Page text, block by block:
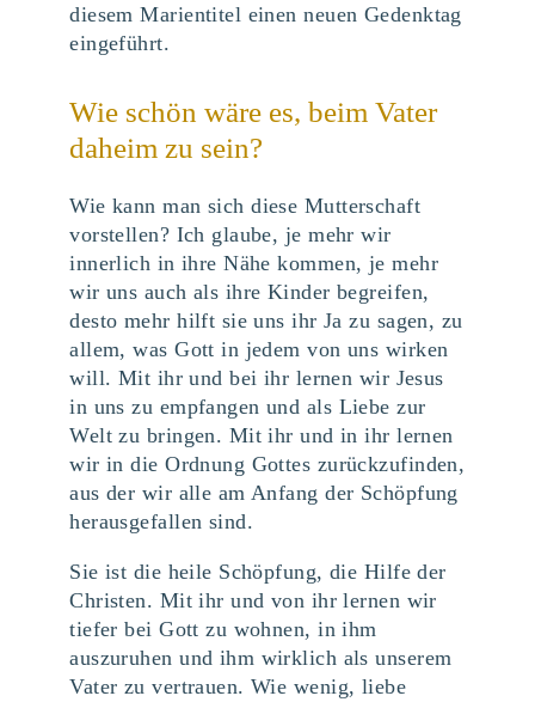
diesem Marientitel einen neuen Gedenktag
eingeführt.
Wie schön wäre es, beim Vater
daheim zu sein?
Wie kann man sich diese Mutterschaft
vorstellen? Ich glaube, je mehr wir
innerlich in ihre Nähe kommen, je mehr
wir uns auch als ihre Kinder begreifen,
desto mehr hilft sie uns ihr Ja zu sagen, zu
allem, was Gott in jedem von uns wirken
will. Mit ihr und bei ihr lernen wir Jesus
in uns zu empfangen und als Liebe zur
Welt zu bringen. Mit ihr und in ihr lernen
wir in die Ordnung Gottes zurückzufinden,
aus der wir alle am Anfang der Schöpfung
herausgefallen sind.
Sie ist die heile Schöpfung, die Hilfe der
Christen. Mit ihr und von ihr lernen wir
tiefer bei Gott zu wohnen, in ihm
auszuruhen und ihm wirklich als unserem
Vater zu vertrauen. Wie wenig, liebe